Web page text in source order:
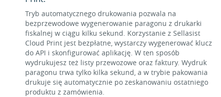
Tryb automatycznego drukowania pozwala na
bezprzewodowe wygenerowanie paragonu z drukarki
fiskalnej w ciągu kilku sekund. Korzystanie z Sellasist
Cloud Print jest bezpłatne, wystarczy wygenerować klucz
do API i skonfigurować aplikację. W ten sposób
wydrukujesz też listy przewozowe oraz faktury. Wydruk
paragonu trwa tylko kilka sekund, a w trybie pakowania
drukuje się automatycznie po zeskanowaniu ostatniego
produktu z zamówienia.